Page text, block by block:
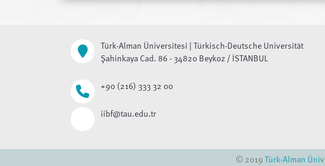
Türk-Alman Üniversitesi | Türkisch-Deutsche Universität
Şahinkaya Cad. 86 - 34820 Beykoz / İSTANBUL
+90 (216) 333 32 00
iibf@tau.edu.tr
© 2019Türk-Alman